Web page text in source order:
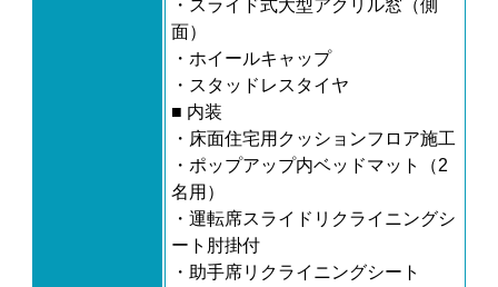
・スライド式大型アクリル窓（側
面）
・ホイールキャップ
・スタッドレスタイヤ
■ 内装
・床面住宅用クッションフロア施工
・ポップアップ内ベッドマット（2
名用）
・運転席スライドリクライニングシ
ート肘掛付
・助手席リクライニングシート